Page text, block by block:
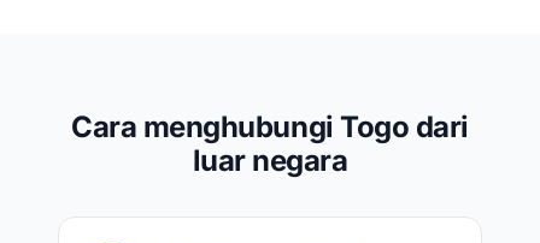
Cara menghubungi Togo dari
luar negara